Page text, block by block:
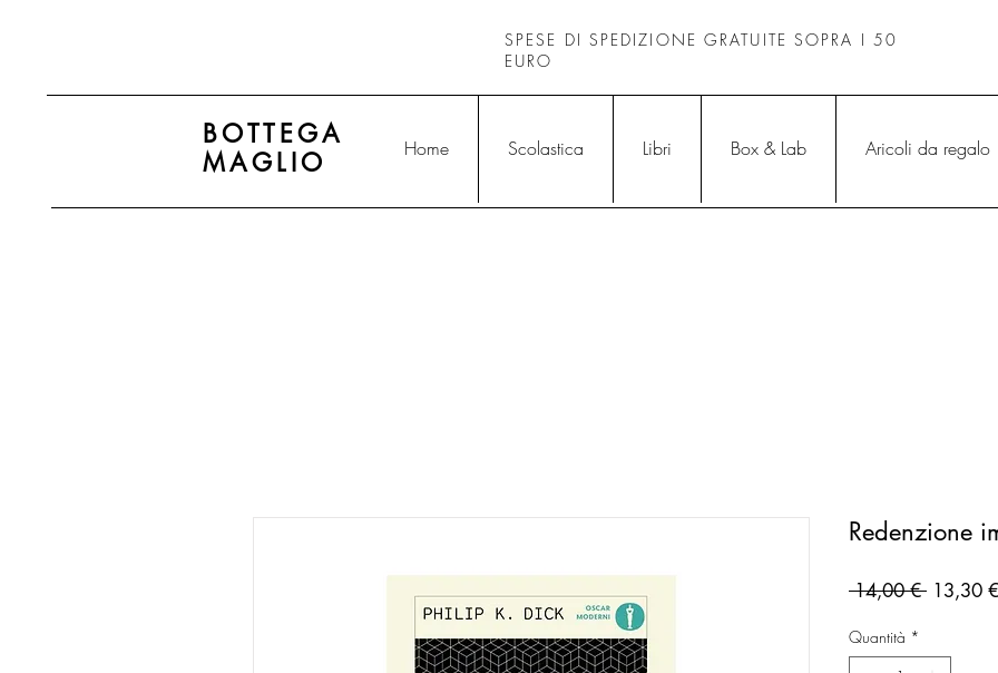
SPESE DI SPEDIZIONE GRATUITE SOPRA I 50
EURO
BOTTEGA
MAGLIO
Home Scolastica Libri Box & Lab Aricoli da regalo
Redenzione
14,00 € Prezzo
13,30 €
Quantità *